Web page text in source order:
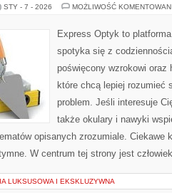
STY - 7 - 2026 MOŻLIWOŚĆ
Express Optyk to
spotyka się z
poświęcony wzrokowi oraz
które chcą lepiej rozumieć
problem. Jeśli interesuje
także okulary i nawyki
opisanych zrozumiale. Ciekawe
W centrum tej strony jest
LUKSUSOWA I EKSKLUZYWNA